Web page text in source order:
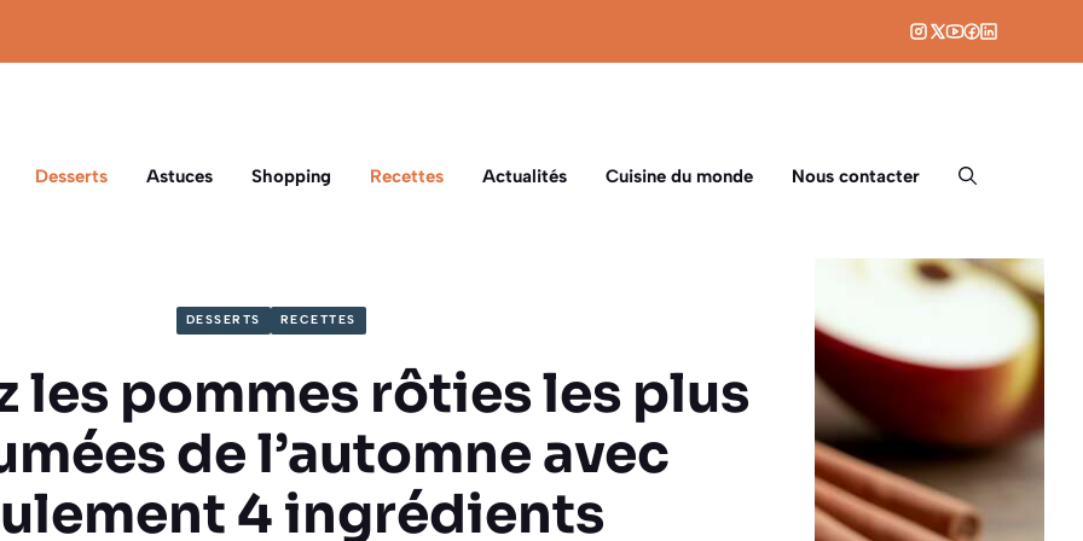
Desserts Astuces Shopping Recettes Actualités Cuisine du monde Nous contacter
DESSERTS RECETTES
les pommes rôties les plus
de l’automne avec
4 ingrédients